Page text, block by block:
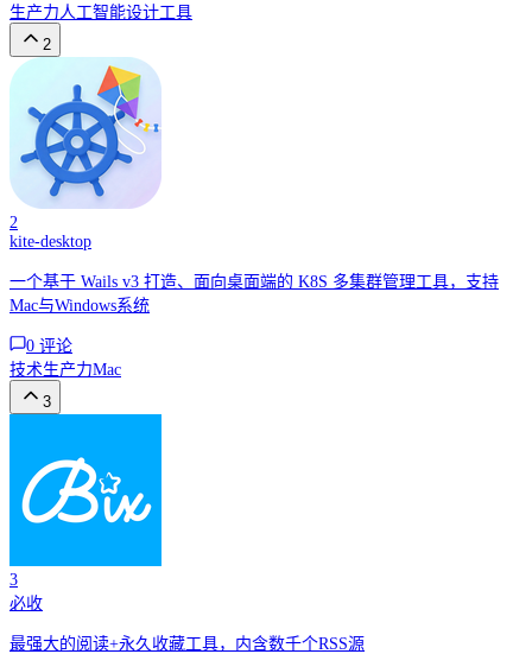
生产力人工智能设计工具
2
2
kite-desktop
一个基于 Wails v3 打造、面向桌面端的 K8S 多集群管理工具，支持
Mac与Windows系统
0 评论
技术生产力Mac
3
3
必收
最强大的阅读+永久收藏工具，内含数千个RSS源